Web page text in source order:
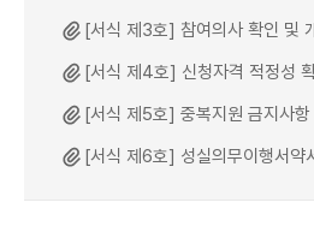
[서식 제3호] 참여의사 확인 및
[서식 제4호] 신청자격 적정성
[서식 제5호] 중복지원 금지사
[서식 제6호] 성실의무이행서